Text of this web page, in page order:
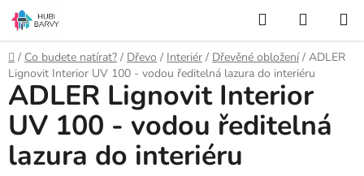
Přejít
na
obsah
Hledat
KOŠÍK
Domů
/ Co budete natírat? / Dřevo / Interiér / Dřevěné obložení / ADLER
Lignovit Interior UV 100 - vodou ředitelná lazura do interiéru
ADLER Lignovit Interior
UV 100 - vodou ředitelná
lazura do interiéru